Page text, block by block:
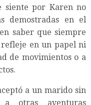
siente por Karen no
demostradas en el
saber que siempre
en un papel ni
de movimientos o a
a un marido sin
a otras aventuras